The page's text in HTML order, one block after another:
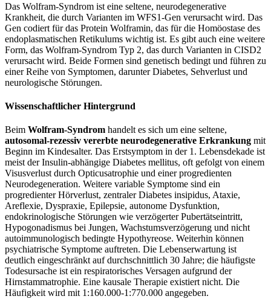
Das Wolfram-Syndrom ist eine seltene, neurodegenerative
Krankheit, die durch Varianten im WFS1-Gen verursacht wird. Das
Gen codiert für das Protein Wolframin, das für die Homöostase des
endoplasmatischen Retikulums wichtig ist. Es gibt auch eine weitere
Form, das Wolfram-Syndrom Typ 2, das durch Varianten in CISD2
verursacht wird. Beide Formen sind genetisch bedingt und führen zu
einer Reihe von Symptomen, darunter Diabetes, Sehverlust und
neurologische Störungen.
Wissenschaftlicher Hintergrund
Beim Wolfram-Syndrom handelt es sich um eine seltene,
autosomal-rezessiv vererbte neurodegenerative Erkrankung mit
Beginn im Kindesalter. Das Erstsymptom in der 1. Lebensdekade ist
meist der Insulin-abhängige Diabetes mellitus, oft gefolgt von einem
Visusverlust durch Opticusatrophie und einer progredienten
Neurodegeneration. Weitere variable Symptome sind ein
progredienter Hörverlust, zentraler Diabetes insipidus, Ataxie,
Areflexie, Dyspraxie, Epilepsie, autonome Dysfunktion,
endokrinologische Störungen wie verzögerter Pubertätseintritt,
Hypogonadismus bei Jungen, Wachstumsverzögerung und nicht
autoimmunologisch bedingte Hypothyreose. Weiterhin können
psychiatrische Symptome auftreten. Die Lebenserwartung ist
deutlich eingeschränkt auf durchschnittlich 30 Jahre; die häufigste
Todesursache ist ein respiratorisches Versagen aufgrund der
Hirnstammatrophie. Eine kausale Therapie existiert nicht. Die
Häufigkeit wird mit 1:160.000-1:770.000 angegeben.